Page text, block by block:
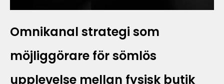
Omnikanal strategi som
möjliggörare för sömlös
upplevelse mellan fysisk butik